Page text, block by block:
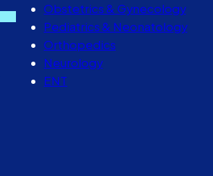
Obstetrics & Gynecology
Pediatrics & Neonatology
Orthopedics
Neurology
ENT